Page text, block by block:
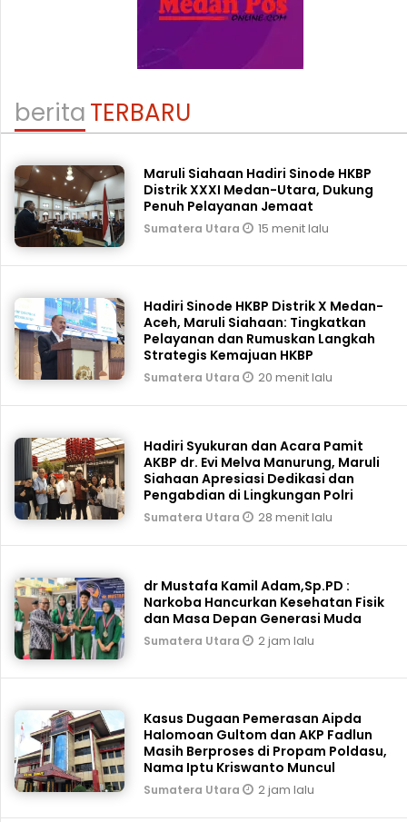
beritaTERBARU
Maruli Siahaan Hadiri Sinode HKBP
Distrik XXXI Medan-Utara, Dukung
Penuh Pelayanan Jemaat
Sumatera Utara 15 menit lalu
Hadiri Sinode HKBP Distrik X Medan-
Aceh, Maruli Siahaan: Tingkatkan
Pelayanan dan Rumuskan Langkah
Strategis Kemajuan HKBP
Sumatera Utara 20 menit lalu
Hadiri Syukuran dan Acara Pamit
AKBP dr. Evi Melva Manurung, Maruli
Siahaan Apresiasi Dedikasi dan
Pengabdian di Lingkungan Polri
Sumatera Utara 28 menit lalu
dr Mustafa Kamil Adam,Sp.PD :
Narkoba Hancurkan Kesehatan Fisik
dan Masa Depan Generasi Muda
Sumatera Utara 2 jam lalu
Kasus Dugaan Pemerasan Aipda
Halomoan Gultom dan AKP Fadlun
Masih Berproses di Propam Poldasu,
Nama Iptu Kriswanto Muncul
Sumatera Utara 2 jam lalu